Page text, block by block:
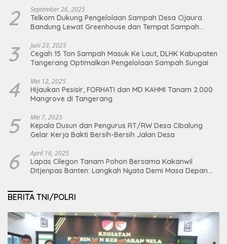
2 September 26, 2025
Telkom Dukung Pengelolaan Sampah Desa Cijaura
Bandung Lewat Greenhouse dan Tempat Sampah
3 Juni 23, 2025
Cegah 15 Ton Sampah Masuk Ke Laut, DLHK Kabupaten
Tangerang Optimalkan Pengelolaan Sampah Sungai
4 Mei 12, 2025
Hijaukan Pesisir, FORHATI dan MD KAHMI Tanam 2.000
Mangrove di Tangerang
5 Mei 7, 2025
Kepala Dusun dan Pengurus RT/RW Desa Cibalung
Gelar Kerja Bakti Bersih-Bersih Jalan Desa
6 April 16, 2025
Lapas Cilegon Tanam Pohon Bersama Kakanwil
Ditjenpas Banten: Langkah Nyata Demi Masa Depan
BERITA TNI/POLRI